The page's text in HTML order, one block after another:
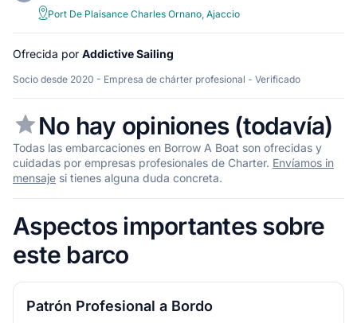
Port De Plaisance Charles Ornano, Ajaccio
Ofrecida por Addictive Sailing
Socio desde 2020 - Empresa de chárter profesional - Verificado
No hay opiniones (todavía)
Todas las embarcaciones en Borrow A Boat son ofrecidas y
cuidadas por empresas profesionales de Charter. Envíamos in
mensaje si tienes alguna duda concreta.
Aspectos importantes sobre
este barco
Patrón Profesional a Bordo